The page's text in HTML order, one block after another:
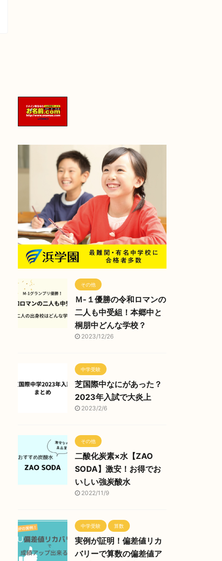
その他
Ｍ-１優勝の令和ロマンの
二人も中受組！本郷中と
桐朋中どんな学校？
2023/12/26
中学受験
芝国際中なにがあった？
2023年入試で大炎上
2023/2/6
その他
二酸化炭素×水【ZAO
SODA】激安！お得でお
いしい強炭酸水
2022/11/9
中学受験 算数
実例が証明！偏差値リカ
バリーで算数の偏差値ア